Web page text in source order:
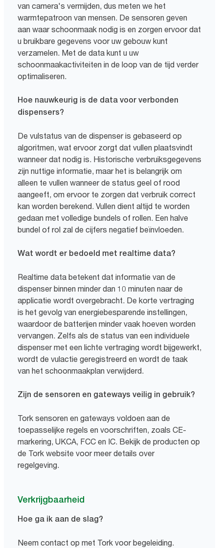
van camera's vermijden, dus meten we het
warmtepatroon van mensen. De sensoren geven
aan waar schoonmaak nodig is en zorgen ervoor dat
u bruikbare gegevens voor uw gebouw kunt
verzamelen. Met de data kunt u uw
schoonmaakactiviteiten in de loop van de tijd verder
optimaliseren.
Hoe nauwkeurig is de data voor verbonden
dispensers?
De vulstatus van de dispenser is gebaseerd op
algoritmen, wat ervoor zorgt dat vullen plaatsvindt
wanneer dat nodig is. Historische verbruiksgegevens
zijn nuttige informatie, maar het is belangrijk om
alleen te vullen wanneer de status geel of rood
aangeeft, om ervoor te zorgen dat verbruik correct
kan worden berekend. Vullen dient altijd te worden
gedaan met volledige bundels of rollen. Een halve
bundel of rol zal de cijfers negatief beïnvloeden.
Wat wordt er bedoeld met realtime data?
Realtime data betekent dat informatie van de
dispenser binnen minder dan 10 minuten naar de
applicatie wordt overgebracht. De korte vertraging
is het gevolg van energiebesparende instellingen,
waardoor de batterijen minder vaak hoeven worden
vervangen. Zelfs als de status van een individuele
dispenser met een lichte vertraging wordt bijgewerkt,
wordt de vulactie geregistreerd en wordt de taak
van het schoonmaakplan verwijderd.
Zijn de sensoren en gateways veilig in gebruik?
Tork sensoren en gateways voldoen aan de
toepasselijke regels en voorschriften, zoals CE-
markering, UKCA, FCC en IC. Bekijk de producten op
de Tork website voor meer details over
regelgeving.
Verkrijgbaarheid
Hoe ga ik aan de slag?
Neem contact op met Tork voor begeleiding.